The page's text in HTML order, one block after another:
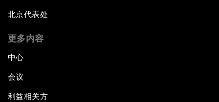
北京代表处
更多内容
中心
会议
利益相关方